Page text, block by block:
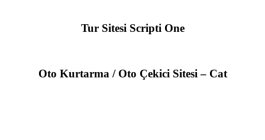
Tur Sitesi Scripti One
Oto Kurtarma / Oto Çekici Sitesi – Cat